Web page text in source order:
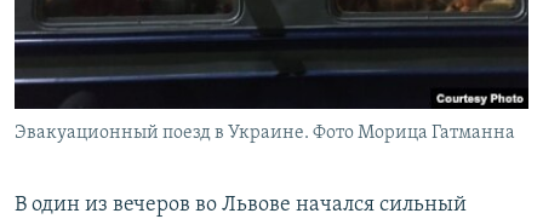
Эвакуационный поезд в Украине. Фото Морица Гатманна
В один из вечеров во Львове начался сильный